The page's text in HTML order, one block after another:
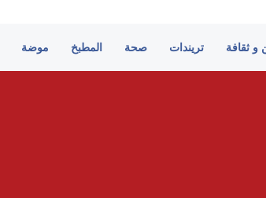
و ثقافة تريندات صحة المطبخ موضة